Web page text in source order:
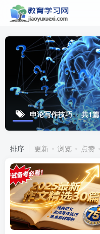
申论写作技巧 共1篇
排序 更新 浏览 点赞